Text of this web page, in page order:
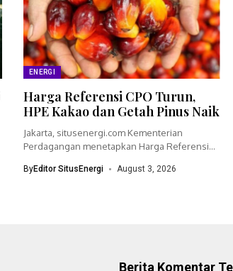
ENERGI
Harga Referensi CPO Turun,
HPE Kakao dan Getah Pinus Naik
Jakarta, situsenergi.com Kementerian
Perdagangan menetapkan Harga Referensi
ByEditor SitusEnergi August 3, 2026
Berita Komentar